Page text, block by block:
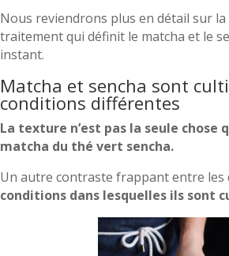
Nous reviendrons plus en détail sur
traitement qui définit le matcha et le
instant.
Matcha et sencha sont
conditions différentes
La texture n’est pas la seule
matcha du thé vert sencha.
Un autre contraste frappant entre les
conditions dans lesquelles ils sont